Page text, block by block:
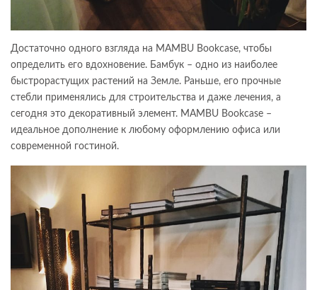
Достаточно одного взгляда на MAMBU Bookcase, чтобы
определить его вдохновение. Бамбук – одно из наиболее
быстрорастущих растений на Земле. Раньше, его прочные
стебли применялись для строительства и даже лечения, а
сегодня это декоративный элемент. MAMBU Bookcase –
идеальное дополнение к любому оформлению офиса или
современной гостиной.